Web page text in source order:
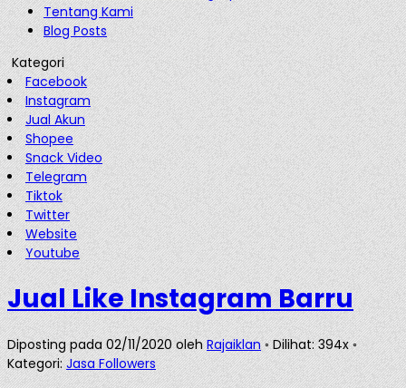
Tentang Kami
Blog Posts
Kategori
Facebook
Instagram
Jual Akun
Shopee
Snack Video
Telegram
Tiktok
Twitter
Website
Youtube
Jual Like Instagram Barru
Diposting pada 02/11/2020 oleh Rajaiklan◦ Dilihat: 394x ◦
Kategori:Jasa Followers